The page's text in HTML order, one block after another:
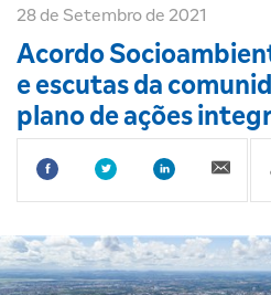
28 de Setembro de 2021
Acordo
e escutas da
plano de ações